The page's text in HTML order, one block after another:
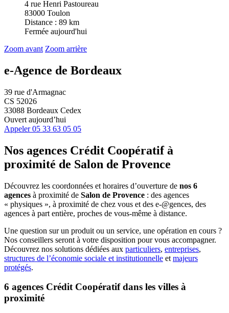
4 rue Henri Pastoureau
83000 Toulon
Distance : 89 km
Fermée aujourd'hui
Zoom avant Zoom arrière
e-Agence de Bordeaux
39 rue d'Armagnac
CS 52026
33088 Bordeaux Cedex
Ouvert aujourd’hui
Appeler 05 33 63 05 05
Nos agences Crédit Coopératifà
proximité de Salon de Provence
Découvrez les coordonnées et horaires d’ouverture de nos 6
agences à proximité de Salon de Provence : des agences
« physiques », à proximité de chez vous et des e-@gences, des
agences à part entière, proches de vous-même à distance.
Une question sur un produit ou un service, une opération en cours ?
Nos conseillers seront à votre disposition pour vous accompagner.
Découvrez nos solutions dédiées aux particuliers, entreprises,
structures de l’économie sociale et institutionnelle et majeurs
protégés.
6 agences Crédit Coopératif dans les villes à
proximité